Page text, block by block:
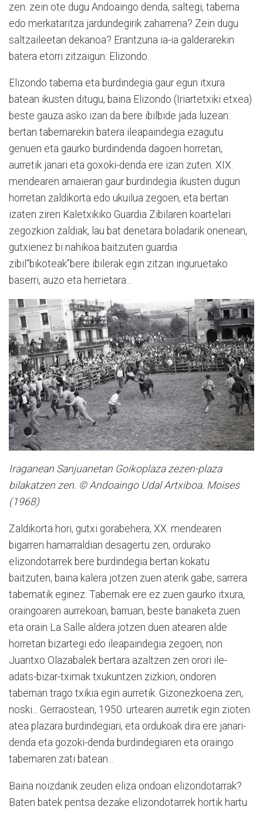
zen: zein ote dugu Andoaingo denda, saltegi, taberna
edo merkataritza jardundegirik zaharrena? Zein dugu
saltzaileetan dekanoa? Erantzuna ia-ia galderarekin
batera etorri zitzaigun: Elizondo.
Elizondo taberna eta burdindegia gaur egun itxura
batean ikusten ditugu, baina Elizondo (Iriartetxiki etxea)
beste gauza asko izan da bere ibilbide jada luzean:
bertan tabernarekin batera ileapaindegia ezagutu
genuen eta gaurko burdindenda dagoen horretan,
aurretik janari eta goxoki-denda ere izan zuten. XIX.
mendearen amaieran gaur burdindegia ikusten dugun
horretan zaldikorta edo ukuilua zegoen, eta bertan
izaten ziren Kaletxikiko Guardia Zibilaren koartelari
zegozkion zaldiak, lau bat denetara boladarik onenean,
gutxienez bi nahikoa baitzuten guardia
zibil“bikoteak”bere ibilerak egin zitzan inguruetako
baserri, auzo eta herrietara...
Iraganean Sanjuanetan Goikoplaza zezen-plaza
bilakatzen zen. © Andoaingo Udal Artxiboa. Moises
(1968)
Zaldikorta hori, gutxi gorabehera, XX. mendearen
bigarren hamarraldian desagertu zen, ordurako
elizondotarrek bere burdindegia bertan kokatu
baitzuten, baina kalera jotzen zuen aterik gabe, sarrera
tabernatik eginez. Tabernak ere ez zuen gaurko itxura,
oraingoaren aurrekoan, barruan, beste banaketa zuen
eta orain La Salle aldera jotzen duen atearen alde
horretan bizartegi edo ileapaindegia zegoen, non
Juantxo Olazabalek bertara azaltzen zen orori ile-
adats-bizar-tximak txukuntzen zizkion, ondoren
tabernan trago txikia egin aurretik. Gizonezkoena zen,
noski... Gerraostean, 1950. urtearen aurretik egin zioten
atea plazara burdindegiari, eta ordukoak dira ere janari-
denda eta gozoki-denda burdindegiaren eta oraingo
tabernaren zati batean...
Baina noizdanik zeuden eliza ondoan elizondotarrak?
Baten batek pentsa dezake elizondotarrek hortik hartu